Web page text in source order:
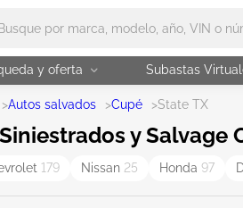
y oferta Subastas
>Autos salvados >Cupé >State TX
y Salvage
179 Nissan 25 Honda 97